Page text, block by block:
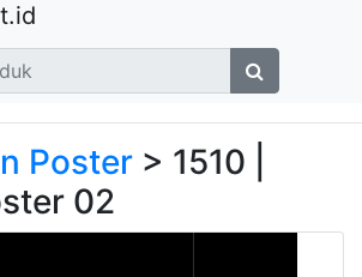
Poster > 1510 |
02